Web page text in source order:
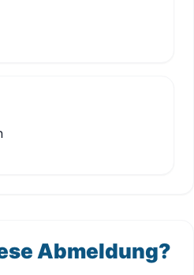
Abmeldung?